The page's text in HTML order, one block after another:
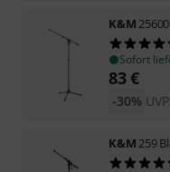
K&M 25600
Sofort
83€
UVP:
-30%
K&M 259